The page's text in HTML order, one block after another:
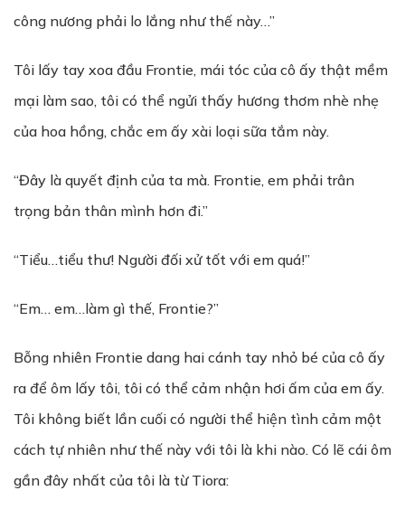
công nương phải lo lắng như thế này…”
Tôi lấy tay xoa đầu Frontie, mái tóc của cô ấy thật mềm
mại làm sao, tôi có thể ngửi thấy hương thơm nhè nhẹ
của hoa hồng, chắc em ấy xài loại sữa tắm này.
“Đây là quyết định của ta mà. Frontie, em phải trân
trọng bản thân mình hơn đi.”
“Tiểu…tiểu thư! Người đối xử tốt với em quá!”
“Em… em…làm gì thế, Frontie?”
Bỗng nhiên Frontie dang hai cánh tay nhỏ bé của cô ấy
ra để ôm lấy tôi, tôi có thể cảm nhận hơi ấm của em ấy.
Tôi không biết lần cuối có người thể hiện tình cảm một
cách tự nhiên như thế này với tôi là khi nào. Có lẽ cái ôm
gần đây nhất của tôi là từ Tiora: